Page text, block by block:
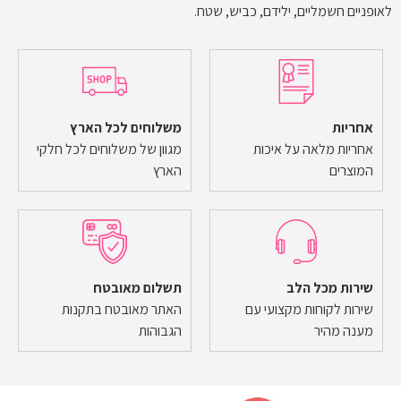
לאופניים חשמליים, ילידם, כביש, שטח.
אחריות
אחריות מלאה על איכות
המוצרים
משלוחים לכל הארץ
מגוון של משלוחים לכל חלקי
הארץ
שירות מכל הלב
שירות לקוחות מקצועי עם
מענה מהיר
תשלום מאובטח
האתר מאובטח בתקנות
הגבוהות